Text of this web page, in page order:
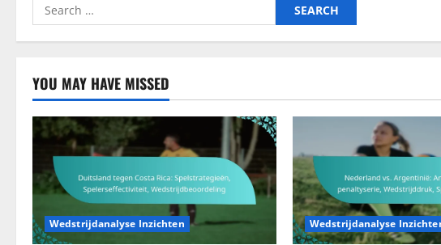
for:
YOU MAY HAVE MISSED
Wedstrijdanalyse Inzichten Wedstrijdanalyse